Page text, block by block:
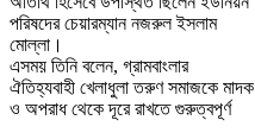
পরিষদের চেয়ারম্যান নজরুল ইসলাম
মোল্লা।
এসময় তিনি বলেন, গ্রামবাংলার
ঐতিহ্যবাহী খেলাধুলা তরুণ সমাজকে মাদক
ও অপরাধ থেকে দূরে রাখতে গুরুত্বপূর্ণ